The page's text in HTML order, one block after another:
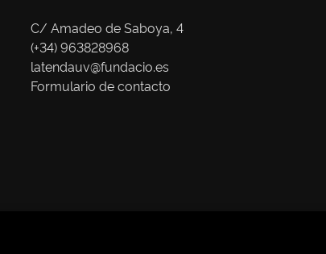
C/ Amadeo de Saboya, 4
(+34) 963828968
latendauv@fundacio.es
Formulario de contacto